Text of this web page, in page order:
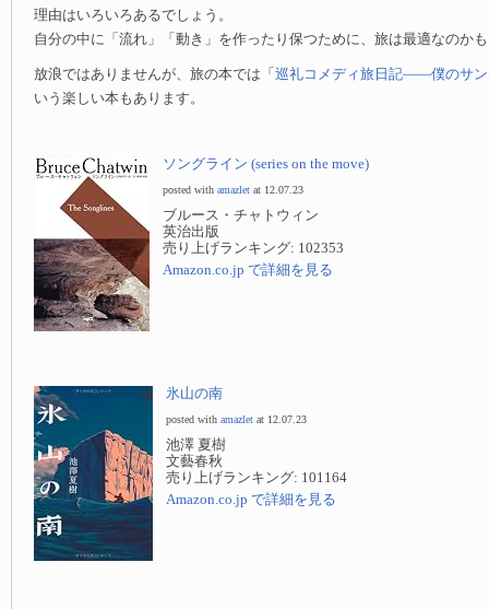
理由はいろいろあるでしょう。
自分の中に「流れ」「動き」を作ったり保つために、旅は最適なのか
放浪ではありませんが、旅の本では「 巡礼コメディ旅日記——僕のサン
いう楽しい本もあります。
ソングライン (series on the move)
posted with amazlet at 12.07.23
ブルース・チャトウィン
英治出版
売り上げランキング: 102353
Amazon.co.jp で詳細を見る
氷山の南
posted with amazlet at 12.07.23
池澤 夏樹
文藝春秋
売り上げランキング: 101164
Amazon.co.jp で詳細を見る